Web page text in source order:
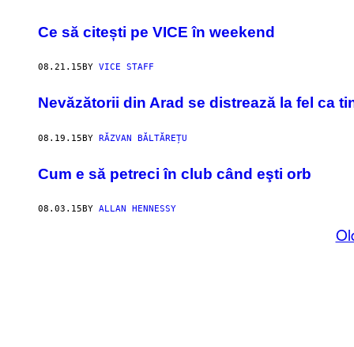
Ce să citești pe VICE în weekend
08.21.15 BY VICE STAFF
Nevăzătorii din Arad se distrează la fel ca
08.19.15BY RĂZVAN BĂLTĂREȚU
Cum e să petreci în club când eşti orb
08.03.15 BY ALLAN HENNESSY